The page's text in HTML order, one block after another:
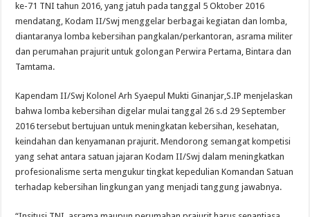
ke-71 TNI tahun 2016, yang jatuh pada tanggal 5 Oktober 2016
mendatang, Kodam II/Swj menggelar berbagai kegiatan dan lomba,
diantaranya lomba kebersihan pangkalan/perkantoran, asrama militer
dan perumahan prajurit untuk golongan Perwira Pertama, Bintara dan
Tamtama.
Kapendam II/Swj Kolonel Arh Syaepul Mukti Ginanjar,S.IP menjelaskan
bahwa lomba kebersihan digelar mulai tanggal 26 s.d 29 September
2016 tersebut bertujuan untuk meningkatan kebersihan, kesehatan,
keindahan dan kenyamanan prajurit. Mendorong semangat kompetisi
yang sehat antara satuan jajaran Kodam II/Swj dalam meningkatkan
profesionalisme serta mengukur tingkat kepedulian Komandan Satuan
terhadap kebersihan lingkungan yang menjadi tanggung jawabnya.